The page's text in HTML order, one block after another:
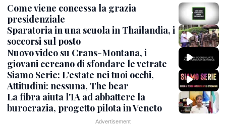
Come viene concessa la grazia
presidenziale
Sparatoria in una scuola in Thailandia, i
soccorsi sul posto
Nuovo video su Crans-Montana, i
giovani cercano di sfondare le vetrate
Siamo Serie: L'estate nei tuoi occhi,
Attitudini: nessuna, The bear
La fibra aiuta l'IA ad abbattere la
burocrazia, progetto pilota in Veneto